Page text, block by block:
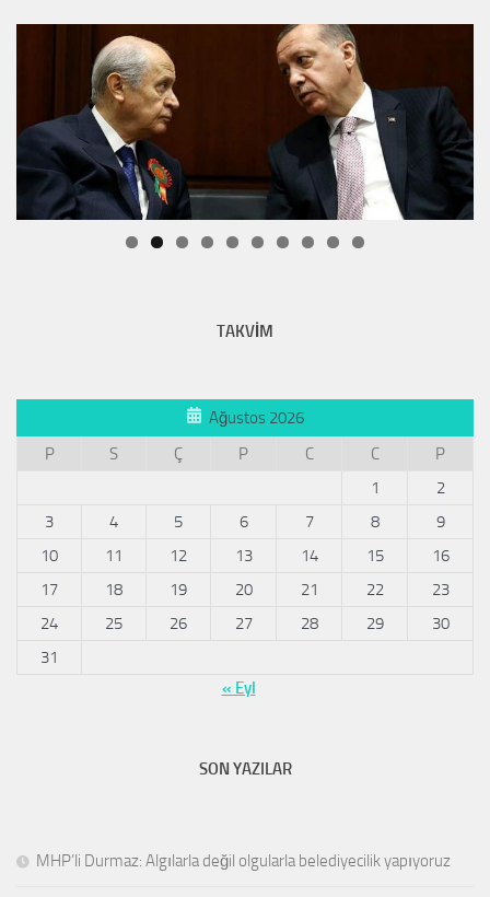
TAKVİM
Ağustos 2026
P
S Ç P C C
P
1
2
3
4 5 6 7 8
9
10
11 12 13 14 15
16
17
18 19 20 21 22
23
24
25 26 27 28 29
30
31
« Eyl
SON YAZILAR
MHP’li Durmaz: Algılarla değil olgularla belediyecilik yapıyoruz